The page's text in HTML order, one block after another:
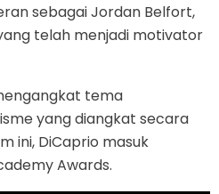
sebagai Jordan Belfort,
telah menjadi motivator
tema
yang diangkat secara
ini, DiCaprio masuk
Awards.